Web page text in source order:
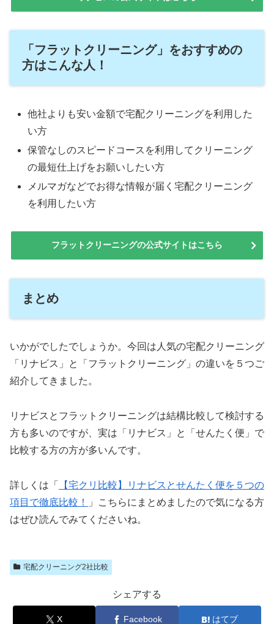
「フラットクリーニング」をおすすめの
方はこんな人！
他社よりも安い金額で宅配クリーニングを利用した
い方
保管なしのスピードコースを利用してクリーニング
の最短仕上げをお願いしたい方
メルマガなどでお得な情報が届く宅配クリーニング
を利用したい方
フラットクリーニングの公式サイトはこちら
まとめ
いかがでしたでしょうか。今回は人気の宅配クリーニング
「リナビス」と「フラットクリーニング」の違いを５つご
紹介してきました。
リナビスとフラットクリーニングは結構比較して検討する
方も多いのですが、実は「リナビス」と「せんたく便」で
比較する方の方が多いんです。
詳しくは「
【宅クリ比較】リナビスとせんたく便を５つの
項目で徹底比較！
」こちらにまとめましたので気になる方
はぜひ読んでみてくださいね。
宅配クリーニング2社比較
シェアする
X Facebook はてブ